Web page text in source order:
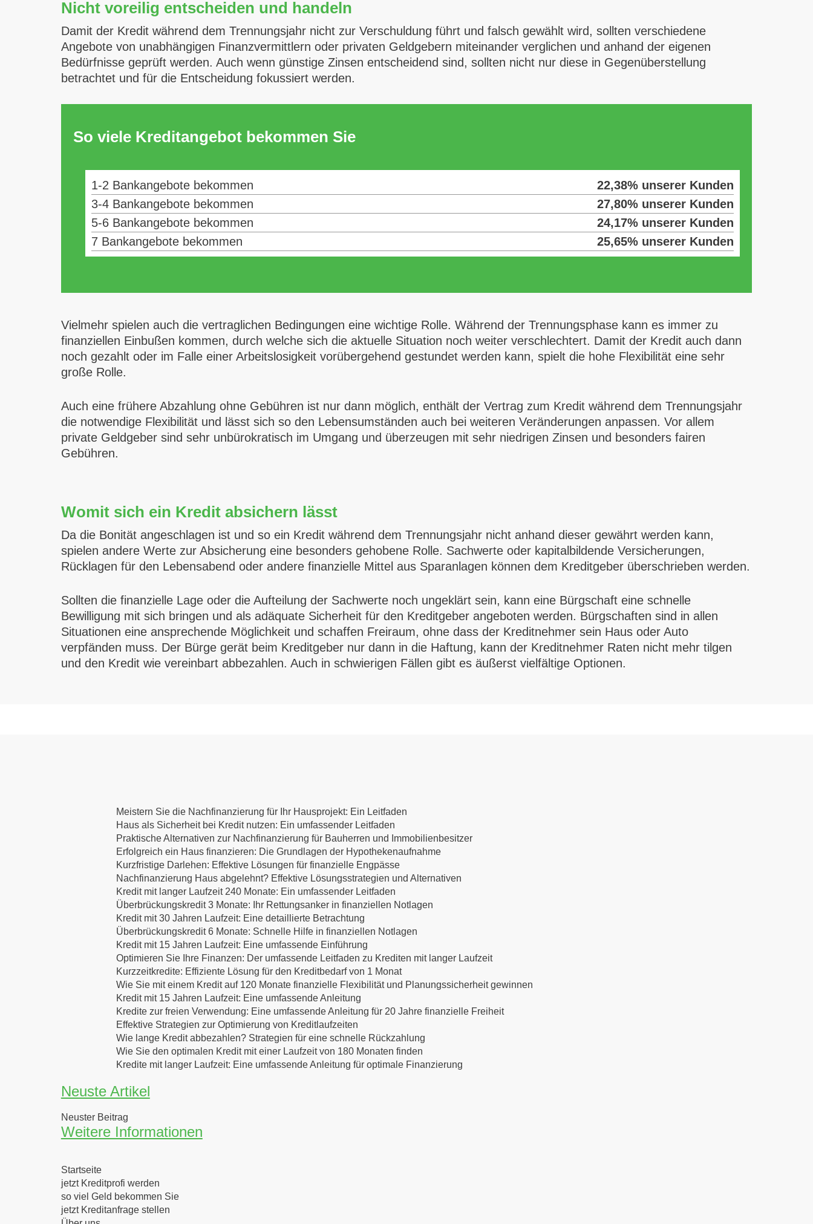
Nicht voreilig entscheiden und handeln
Damit der Kredit während dem Trennungsjahr nicht zur Verschuldung führt und falsch gewählt wird, sollten verschiedene
Angebote von unabhängigen Finanzvermittlern oder privaten Geldgebern miteinander verglichen und anhand der eigenen
Bedürfnisse geprüft werden. Auch wenn günstige Zinsen entscheidend sind, sollten nicht nur diese in Gegenüberstellung
betrachtet und für die Entscheidung fokussiert werden.
So viele Kreditangebot bekommen Sie
1-2 Bankangebote bekommen
22,38% unserer Kunden
3-4 Bankangebote bekommen
27,80% unserer Kunden
5-6 Bankangebote bekommen
24,17% unserer Kunden
7 Bankangebote bekommen
25,65% unserer Kunden
Vielmehr spielen auch die vertraglichen Bedingungen eine wichtige Rolle. Während der Trennungsphase kann es immer zu
finanziellen Einbußen kommen, durch welche sich die aktuelle Situation noch weiter verschlechtert. Damit der Kredit auch dann
noch gezahlt oder im Falle einer Arbeitslosigkeit vorübergehend gestundet werden kann, spielt die hohe Flexibilität eine sehr
große Rolle.
Auch eine frühere Abzahlung ohne Gebühren ist nur dann möglich, enthält der Vertrag zum Kredit während dem Trennungsjahr
die notwendige Flexibilität und lässt sich so den Lebensumständen auch bei weiteren Veränderungen anpassen. Vor allem
private Geldgeber sind sehr unbürokratisch im Umgang und überzeugen mit sehr niedrigen Zinsen und besonders fairen
Gebühren.
Womit sich ein Kredit absichern lässt
Da die Bonität angeschlagen ist und so ein Kredit während dem Trennungsjahr nicht anhand dieser gewährt werden kann,
spielen andere Werte zur Absicherung eine besonders gehobene Rolle. Sachwerte oder kapitalbildende Versicherungen,
Rücklagen für den Lebensabend oder andere finanzielle Mittel aus Sparanlagen können dem Kreditgeber überschrieben werden.
Sollten die finanzielle Lage oder die Aufteilung der Sachwerte noch ungeklärt sein, kann eine Bürgschaft eine schnelle
Bewilligung mit sich bringen und als adäquate Sicherheit für den Kreditgeber angeboten werden. Bürgschaften sind in allen
Situationen eine ansprechende Möglichkeit und schaffen Freiraum, ohne dass der Kreditnehmer sein Haus oder Auto
verpfänden muss. Der Bürge gerät beim Kreditgeber nur dann in die Haftung, kann der Kreditnehmer Raten nicht mehr tilgen
und den Kredit wie vereinbart abbezahlen. Auch in schwierigen Fällen gibt es äußerst vielfältige Optionen.
Meistern Sie die Nachfinanzierung für Ihr Hausprojekt: Ein Leitfaden
Haus als Sicherheit bei Kredit nutzen: Ein umfassender Leitfaden
Praktische Alternativen zur Nachfinanzierung für Bauherren und Immobilienbesitzer
Erfolgreich ein Haus finanzieren: Die Grundlagen der Hypothekenaufnahme
Kurzfristige Darlehen: Effektive Lösungen für finanzielle Engpässe
Nachfinanzierung Haus abgelehnt? Effektive Lösungsstrategien und Alternativen
Kredit mit langer Laufzeit 240 Monate: Ein umfassender Leitfaden
Überbrückungskredit 3 Monate: Ihr Rettungsanker in finanziellen Notlagen
Kredit mit 30 Jahren Laufzeit: Eine detaillierte Betrachtung
Überbrückungskredit 6 Monate: Schnelle Hilfe in finanziellen Notlagen
Kredit mit 15 Jahren Laufzeit: Eine umfassende Einführung
Optimieren Sie Ihre Finanzen: Der umfassende Leitfaden zu Krediten mit langer Laufzeit
Kurzzeitkredite: Effiziente Lösung für den Kreditbedarf von 1 Monat
Wie Sie mit einem Kredit auf 120 Monate finanzielle Flexibilität und Planungssicherheit gewinnen
Kredit mit 15 Jahren Laufzeit: Eine umfassende Anleitung
Kredite zur freien Verwendung: Eine umfassende Anleitung für 20 Jahre finanzielle Freiheit
Effektive Strategien zur Optimierung von Kreditlaufzeiten
Wie lange Kredit abbezahlen? Strategien für eine schnelle Rückzahlung
Wie Sie den optimalen Kredit mit einer Laufzeit von 180 Monaten finden
Kredite mit langer Laufzeit: Eine umfassende Anleitung für optimale Finanzierung
Neuste Artikel
Neuster Beitrag
Weitere Informationen
Startseite
jetzt Kreditprofi werden
so viel Geld bekommen Sie
jetzt Kreditanfrage stellen